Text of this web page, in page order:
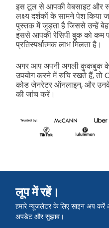
इस टूल से आपकी वेबसाइट और
लक्ष्य दर्शकों के सामने पेश किया
पुस्तक में जुड़ता है जिससे उन्हें
इससे आपकी रेसिपी बुक को कम
प्रतिस्पर्धात्मक लाभ मिलता है।
अगर आप अपनी अगली कुकबुक
उपयोग करने में रुचि रखते हैं, तो
कोड जेनरेटर ऑनलाइन, और
की जांच करें।
लूप में रहें।
हमारे न्यूजलेटर के लिए साइन अप
अपडेट और सुझाव।